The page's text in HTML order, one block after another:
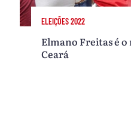
ELEIÇÕES 2022
Elmano Freitas é
Ceará